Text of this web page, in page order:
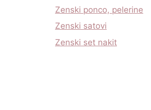
Zenski ponco, pelerine
Zenski satovi
Zenski set nakit